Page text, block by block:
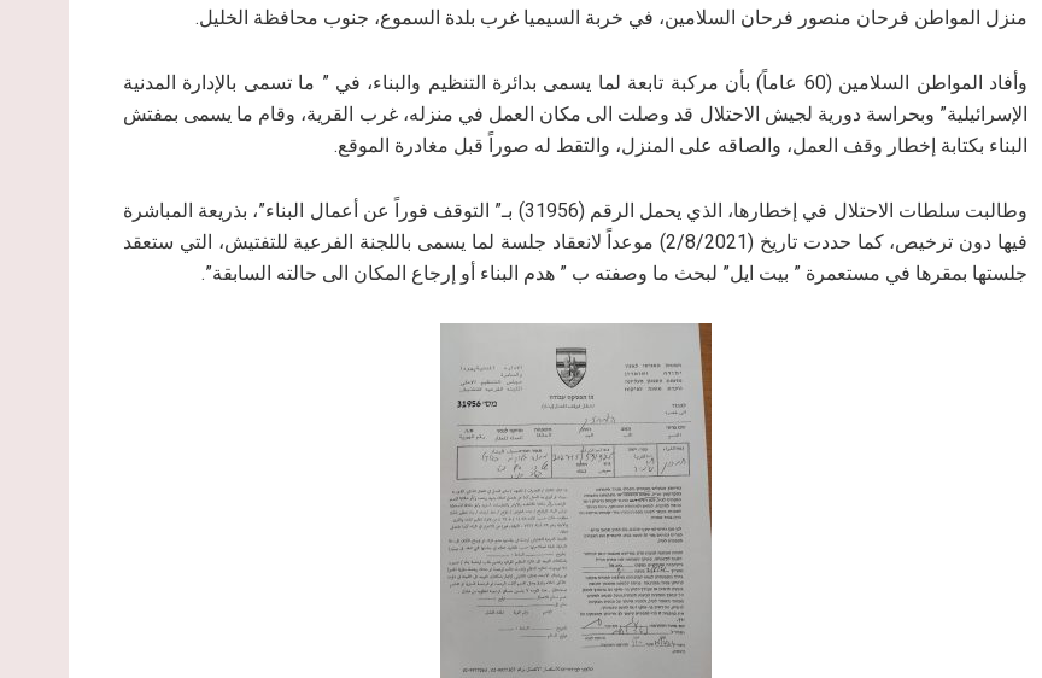
منزل المواطن فرحان منصور فرحان السلامين، في خربة السيميا غرب بلدة السموع، جنوب محافظة الخليل.
وأفاد المواطن السلامين (60 عاماً) بأن مركبة تابعة لما يسمى بدائرة التنظيم والبناء، في ” ما تسمى بالإدارة المدنية
الإسرائيلية” وبحراسة دورية لجيش الاحتلال قد وصلت الى مكان العمل في منزله، غرب القرية، وقام ما يسمى بمفتش
البناء بكتابة إخطار وقف العمل، والصاقه على المنزل، والتقط له صوراً قبل مغادرة الموقع.
وطالبت سلطات الاحتلال في إخطارها، الذي يحمل الرقم (31956) بـ” التوقف فوراً عن أعمال البناء”، بذريعة المباشرة
فيها دون ترخيص، كما حددت تاريخ (2/8/2021) موعداً لانعقاد جلسة لما يسمى باللجنة الفرعية للتفتيش، التي ستعقد
جلستها بمقرها في مستعمرة ” بيت ايل” لبحث ما وصفته ب ” هدم البناء أو إرجاع المكان الى حالته السابقة”.